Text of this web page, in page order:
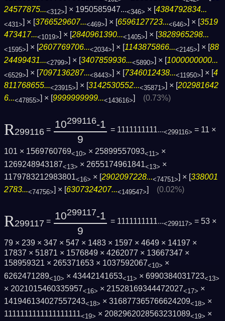
24577875...<312>] × 1950585947...<346> × [4384792834...
<431>] × [3766529607...<469>] × [6596127723...<646>] × [3519
473417...<1019>] × [2840961390...<1405>] × [3828965298...
<1595>] × [2607769706...<2034>] × [1143875866...<2145>] × [88
24499431...<2799>] × [3407859936...<5890>] × [1000000000...
<6529>] × [7097136287...<8443>] × [7346012438...<11950>] × [4
811768655...<23915>] × [3142530552...<35871>] × [202981642
6...<47855>] × [9999999999...<143616>] (0.73%)
R299116 = 10299116-1
9
= 1111111111...<299116> = 11 ×
101 × 1569760769<10> × 25899557093<11> ×
1269248943187<13> × 2655174961841<13> ×
1179783212983801<16> × [2902097228...<74751>] × [338001
2783...<74756>] × [6307324207...<149547>] (0.02%)
R299117 = 10299117-1
9
= 1111111111...<299117> = 53 ×
79 × 239 × 347 × 547 × 1483 × 1597 × 4649 × 14197 ×
17837 × 51871 × 1576849 × 4262077 × 13667347 ×
158959321 × 265371653 × 1037592067<10> ×
6262471289<10> × 43442141653<11> × 6990384031723<13>
× 2021015460335957<16> × 21528169344472027<17> ×
141946134027557243<18> × 316877365766624209<18> ×
1111111111111111111<19> × 2082962028563231089<19> ×